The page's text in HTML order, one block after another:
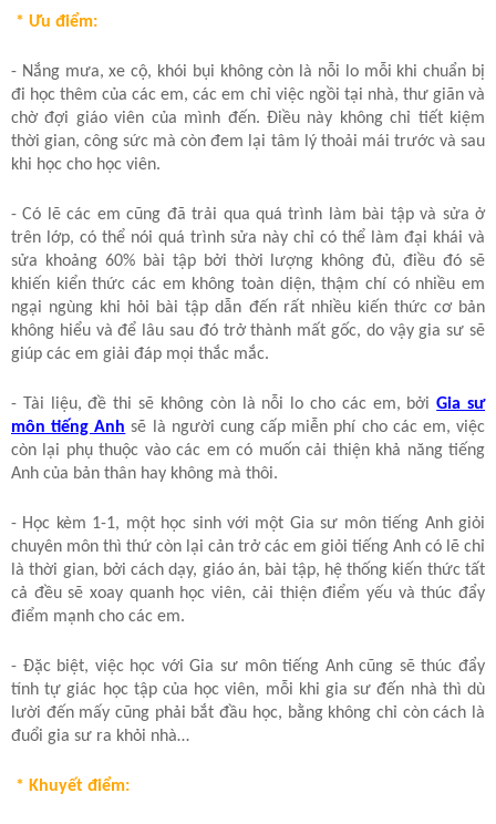
* Ưu điểm:
- Nắng mưa, xe cộ, khói bụi không còn là nỗi lo mỗi khi chuẩn bị
đi học thêm của các em, các em chỉ việc ngồi tại nhà, thư giãn và
chờ đợi giáo viên của mình đến. Điều này không chỉ tiết kiệm
thời gian, công sức mà còn đem lại tâm lý thoải mái trước và sau
khi học cho học viên.
- Có lẽ các em cũng đã trải qua quá trình làm bài tập và sửa ở
trên lớp, có thể nói quá trình sửa này chỉ có thể làm đại khái và
sửa khoảng 60% bài tập bởi thời lượng không đủ, điều đó sẽ
khiến kiển thức các em không toàn diện, thậm chí có nhiều em
ngại ngùng khi hỏi bài tập dẫn đến rất nhiều kiến thức cơ bản
không hiểu và để lâu sau đó trở thành mất gốc, do vậy gia sư sẽ
giúp các em giải đáp mọi thắc mắc.
- Tài liệu, đề thi sẽ không còn là nỗi lo cho các em, bởiGia sư
môn tiếng Anh sẽ là người cung cấp miễn phí cho các em, việc
còn lại phụ thuộc vào các em có muốn cải thiện khả năng tiếng
Anh của bản thân hay không mà thôi.
- Học kèm 1-1, một học sinh với một Gia sư môn tiếng Anh giỏi
chuyên môn thì thứ còn lại cản trở các em giỏi tiếng Anh có lẽ chỉ
là thời gian, bởi cách dạy, giáo án, bài tập, hệ thống kiến thức tất
cả đều sẽ xoay quanh học viên, cải thiện điểm yếu và thúc đẩy
điểm mạnh cho các em.
- Đặc biệt, việc học với Gia sư môn tiếng Anh cũng sẽ thúc đẩy
tính tự giác học tập của học viên, mỗi khi gia sư đến nhà thì dù
lười đến mấy cũng phải bắt đầu học, bằng không chỉ còn cách là
đuổi gia sư ra khỏi nhà…
* Khuyết điểm: